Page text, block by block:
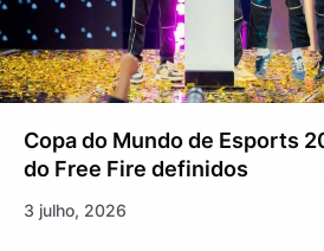
Copa do Mundo de Esports
do Free Fire definidos
3 julho, 2026